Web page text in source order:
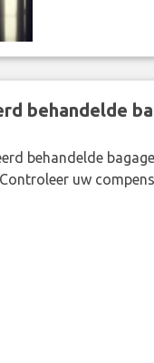
behandelde
behandelde
uw